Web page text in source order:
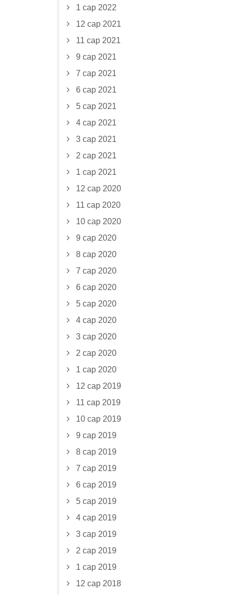
1 сар 2022
12 сар 2021
11 сар 2021
9 сар 2021
7 сар 2021
6 сар 2021
5 сар 2021
4 сар 2021
3 сар 2021
2 сар 2021
1 сар 2021
12 сар 2020
11 сар 2020
10 сар 2020
9 сар 2020
8 сар 2020
7 сар 2020
6 сар 2020
5 сар 2020
4 сар 2020
3 сар 2020
2 сар 2020
1 сар 2020
12 сар 2019
11 сар 2019
10 сар 2019
9 сар 2019
8 сар 2019
7 сар 2019
6 сар 2019
5 сар 2019
4 сар 2019
3 сар 2019
2 сар 2019
1 сар 2019
12 сар 2018